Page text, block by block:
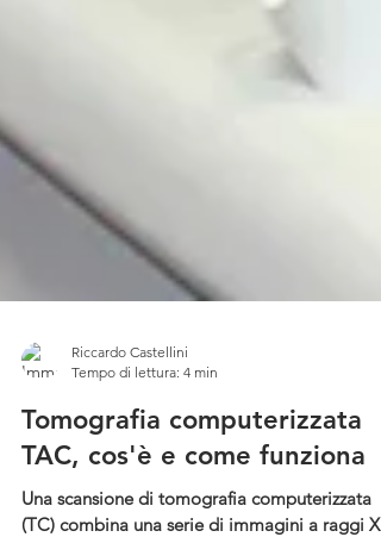
Riccardo Castellini
Tomografia computerizzata
TAC, cos'è e come funziona
Una scansione di tomografia computerizzata